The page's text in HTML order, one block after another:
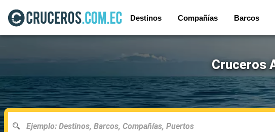
Destinos Compañías Barcos
Cruceros